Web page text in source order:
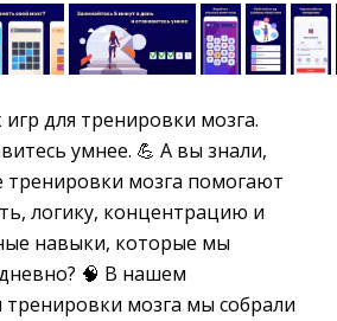
игр для тренировки мозга.
умнее. 💪 А вы знали,
мозга помогают
логику, концентрацию и
навыки, которые мы
🧠 В нашем
мозга мы собрали